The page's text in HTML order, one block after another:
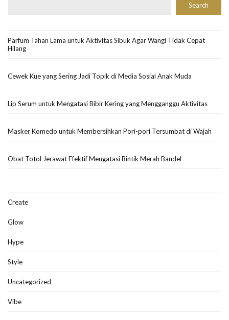
Search
Parfum Tahan Lama untuk Aktivitas Sibuk Agar Wangi Tidak Cepat
Hilang
Cewek Kue yang Sering Jadi Topik di Media Sosial Anak Muda
Lip Serum untuk Mengatasi Bibir Kering yang Mengganggu Aktivitas
Masker Komedo untuk Membersihkan Pori-pori Tersumbat di Wajah
Obat Totol Jerawat Efektif Mengatasi Bintik Merah Bandel
Create
Glow
Hype
Style
Uncategorized
Vibe